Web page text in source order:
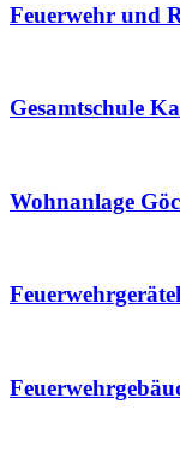
Feuerwehr und
Gesamtschule
Wohnanlage